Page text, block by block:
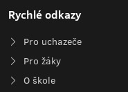
Rychlé odkazy
Pro uchazeče
Pro žáky
O škole